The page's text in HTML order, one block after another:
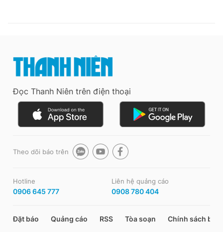
Đọc Thanh Niên trên điện thoại
Theo dõi báo trên
Hotline
0906 645 777
Liên hệ quảng cáo
0908 780 404
Đặt báo Quảng cáo RSS Tòa soạn Chính sách bảo